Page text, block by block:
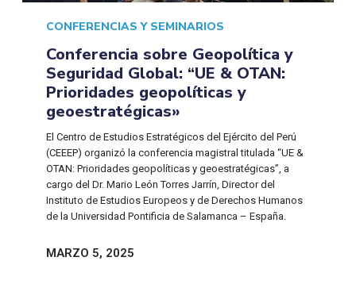
CONFERENCIAS Y SEMINARIOS
Conferencia sobre Geopolítica y
Seguridad Global: “UE & OTAN:
Prioridades geopolíticas y
geoestratégicas»
El Centro de Estudios Estratégicos del Ejército del Perú
(CEEEP) organizó la conferencia magistral titulada “UE &
OTAN: Prioridades geopolíticas y geoestratégicas”, a
cargo del Dr. Mario León Torres Jarrín, Director del
Instituto de Estudios Europeos y de Derechos Humanos
de la Universidad Pontificia de Salamanca – España.
MARZO 5, 2025